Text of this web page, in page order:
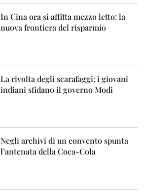
In Cina ora si affitta mezzo letto: la
nuova frontiera del risparmio
La rivolta degli scarafaggi: i giovani
indiani sfidano il governo Modi
Negli archivi di un convento spunta
l’antenata della Coca-Cola